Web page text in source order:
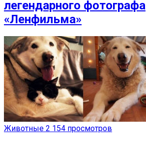
легендарного фотографа
«Ленфильма»
Животные 2 154 просмотров